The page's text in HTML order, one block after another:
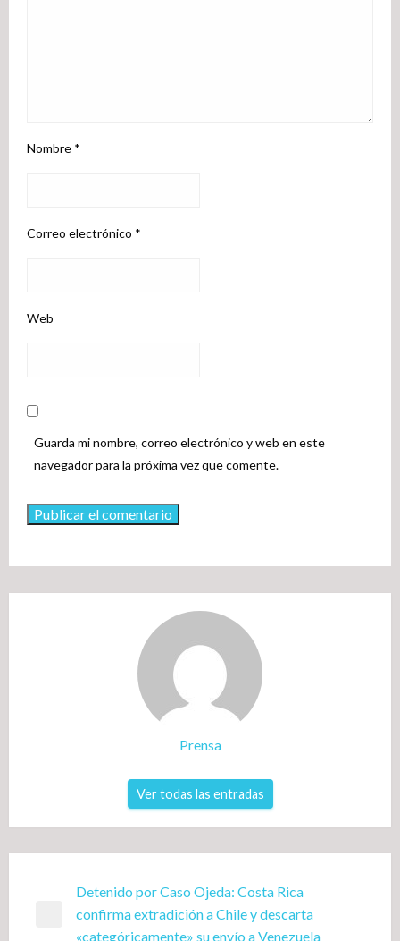
Nombre *
Correo electrónico *
Web
Guarda mi nombre, correo electrónico y web en este
navegador para la próxima vez que comente.
Prensa
Ver todas las entradas
Navegación
Entrada
Detenido por Caso Ojeda: Costa Rica
confirma extradición a Chile y descarta
«categóricamente» su envío a Venezuela